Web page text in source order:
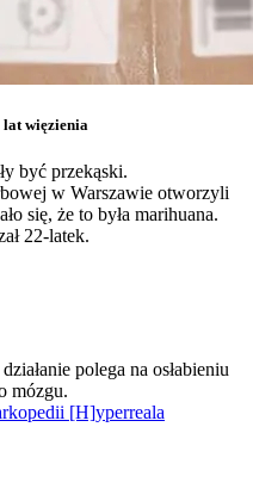
więzienia
być przekąski.
w Warszawie otworzyli
się, że to była marihuana.
22-latek.
polega na osłabieniu
mózgu.
[H]yperreala